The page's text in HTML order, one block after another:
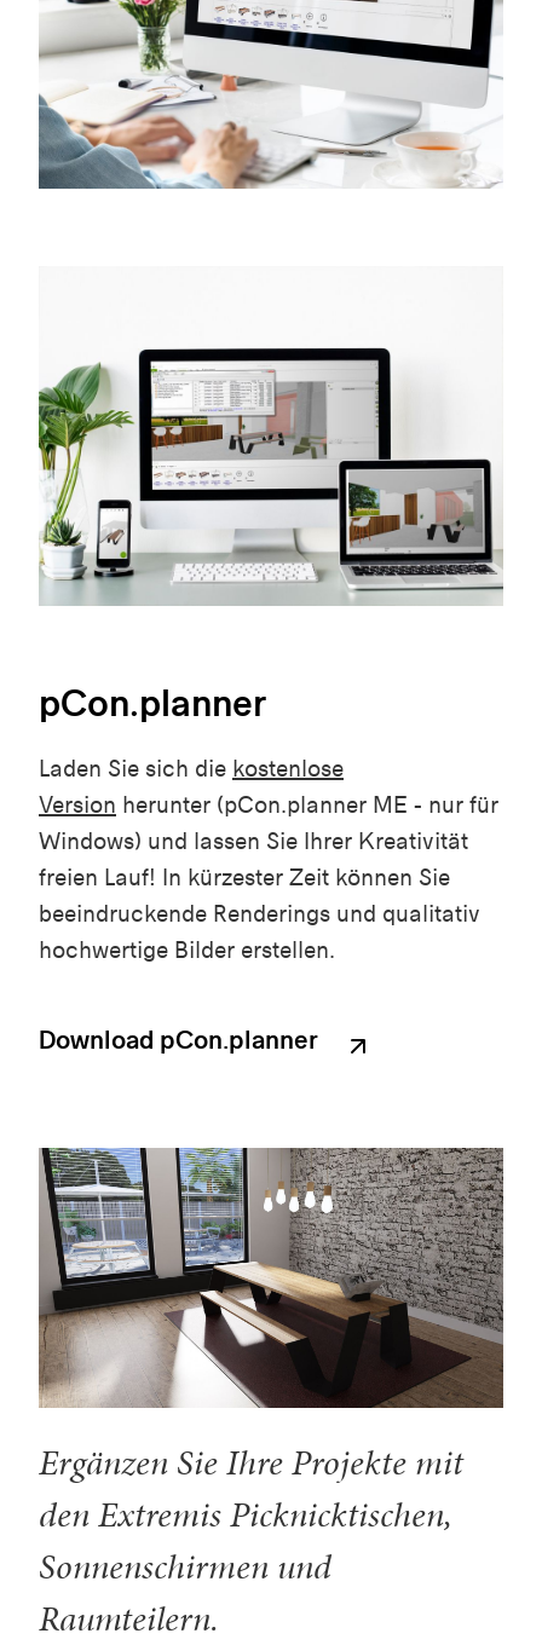
pCon.planner
Laden Sie sich die kostenlose
Version herunter (pCon.planner ME - nur für
Windows) und lassen Sie Ihrer Kreativität
freien Lauf! In kürzester Zeit können Sie
beeindruckende Renderings und qualitativ
hochwertige Bilder erstellen.
Download pCon.planner
Ergänzen Sie Ihre Projekte mit
den Extremis Picknicktischen,
Sonnenschirmen und
Raumteilern.